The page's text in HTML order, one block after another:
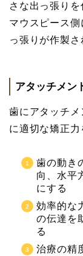
さな出っ張りを
マウスピース
っ張りが作製さ
アタッチメン
歯にアタッチ
に適切な矯正力
歯の動き
向、水平
にする
効率的な
の伝達を
る
治療の精